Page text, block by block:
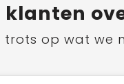
klanten
trots op wat we